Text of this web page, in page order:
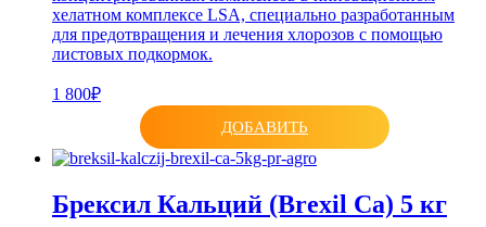
хелатном комплексе LSA, специально разработанным
для предотвращения и лечения хлорозов с помощью
листовых подкормок.
1 800₽
ДОБАВИТЬ
Брексил Кальций (Brexil Ca) 5 кг